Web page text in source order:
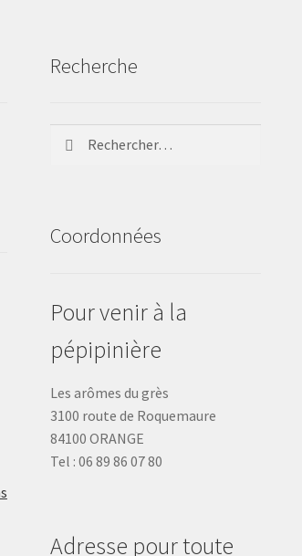
Recherche
Coordonnées
Pour venir à la
pépipinière
Les arômes du grès
3100 route de Roquemaure
84100 ORANGE
Tel : 06 89 86 07 80
Adresse pour toute